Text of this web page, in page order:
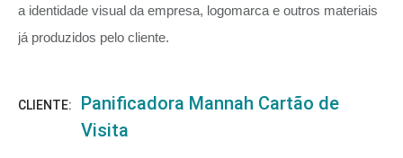
a identidade visual da empresa, logomarca e outros materiais
já produzidos pelo cliente.
CLIENTE:
Panificadora Mannah Cartão de
Visita